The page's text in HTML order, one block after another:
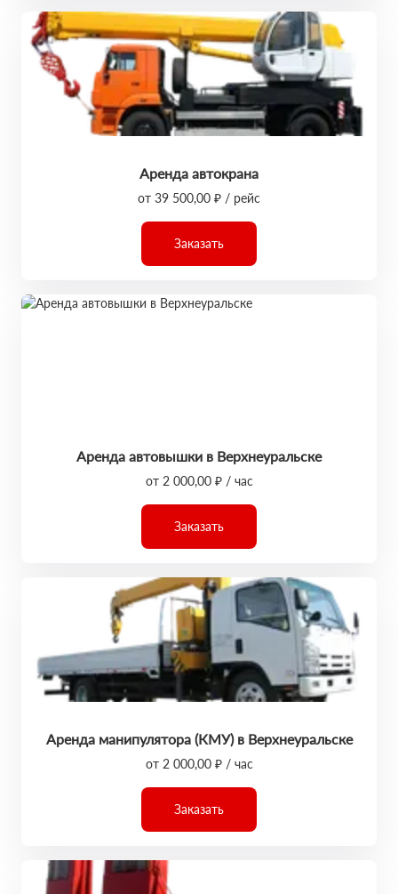
Аренда автокрана
от 39 500,00 ₽ / рейс
Заказать
Аренда автовышки в Верхнеуральске
от 2 000,00 ₽ / час
Заказать
Аренда манипулятора (КМУ) в Верхнеуральске
от 2 000,00 ₽ / час
Заказать